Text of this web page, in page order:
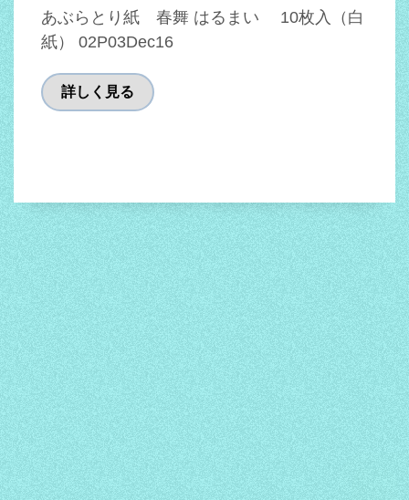
あぶらとり紙 春舞 はるまい 10枚入（白
紙） 02P03Dec16
詳しく見る